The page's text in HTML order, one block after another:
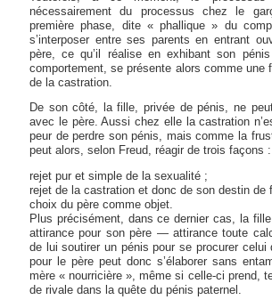
nécessairement du processus chez le
première phase, dite « phallique » du
s’interposer entre ses parents en entrant
père, ce qu’il réalise en exhibant son
comportement, se présente alors comme une
de la castration.
De son côté, la fille, privée de pénis, ne
avec le père. Aussi chez elle la castration
peur de perdre son pénis, mais comme la
peut alors, selon Freud, réagir de trois façons :
rejet pur et simple de la sexualité ;
rejet de la castration et donc de son destin de
choix du père comme objet.
Plus précisément, dans ce dernier cas, la
attirance pour son père — attirance toute
de lui soutirer un pénis pour se procurer
pour le père peut donc s’élaborer sans
mère « nourricière », même si celle-ci prend,
de rivale dans la quête du pénis paternel.